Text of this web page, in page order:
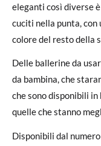
eleganti così diverse
cuciti nella punta,
colore del resto della
Delle ballerine da
da bambina, che
che sono disponibili
quelle che stanno
Disponibili dal